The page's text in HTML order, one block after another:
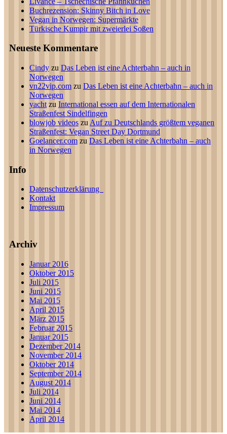
Buchrezension: Skinny Bitch in Love
Vegan in Norwegen: Supermärkte
Türkische Kumpir mit zweierlei Soßen
Neueste Kommentare
Cindy zu Das Leben ist eine Achterbahn – auch in
Norwegen
vn22vip.com zu Das Leben ist eine Achterbahn – auch in
Norwegen
yacht zu International essen auf dem Internationalen
Straßenfest Sindelfingen
blowjob videos zu Auf zu Deutschlands größtem veganen
Straßenfest: Vegan Street Day Dortmund
Goelancer.com zu Das Leben ist eine Achterbahn – auch
in Norwegen
Info
Datenschutzerklärung
Kontakt
Impressum
Archiv
Januar 2016
Oktober 2015
Juli 2015
Juni 2015
Mai 2015
April 2015
März 2015
Februar 2015
Januar 2015
Dezember 2014
November 2014
Oktober 2014
September 2014
August 2014
Juli 2014
Juni 2014
Mai 2014
April 2014